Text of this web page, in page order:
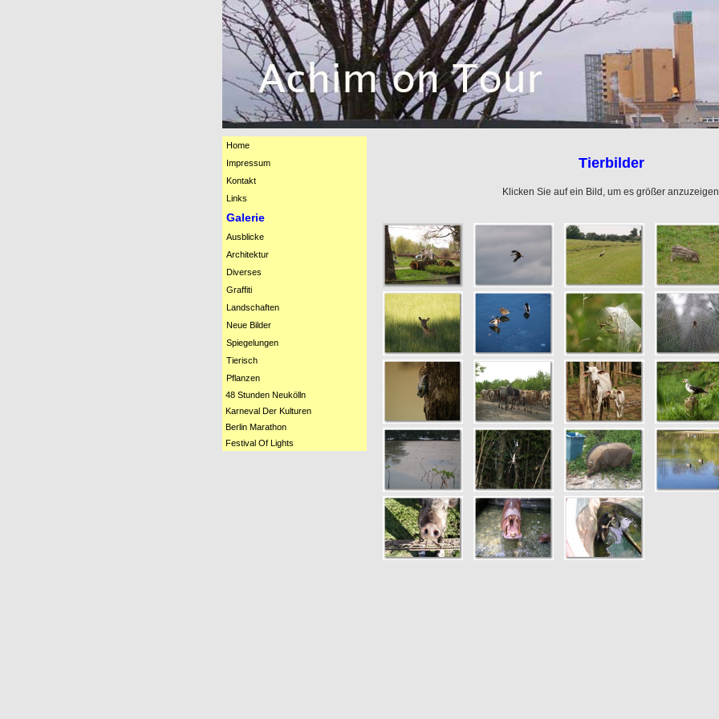
Home
Impressum
Kontakt
Links
Galerie
Ausblicke
Architektur
Diverses
Graffiti
Landschaften
Neue Bilder
Spiegelungen
Tierisch
Pflanzen
48 Stunden Neukölln
Karneval Der Kulturen
Berlin Marathon
Festival Of Lights
Tierbilder
Klicken Sie auf ein Bild, um es größer